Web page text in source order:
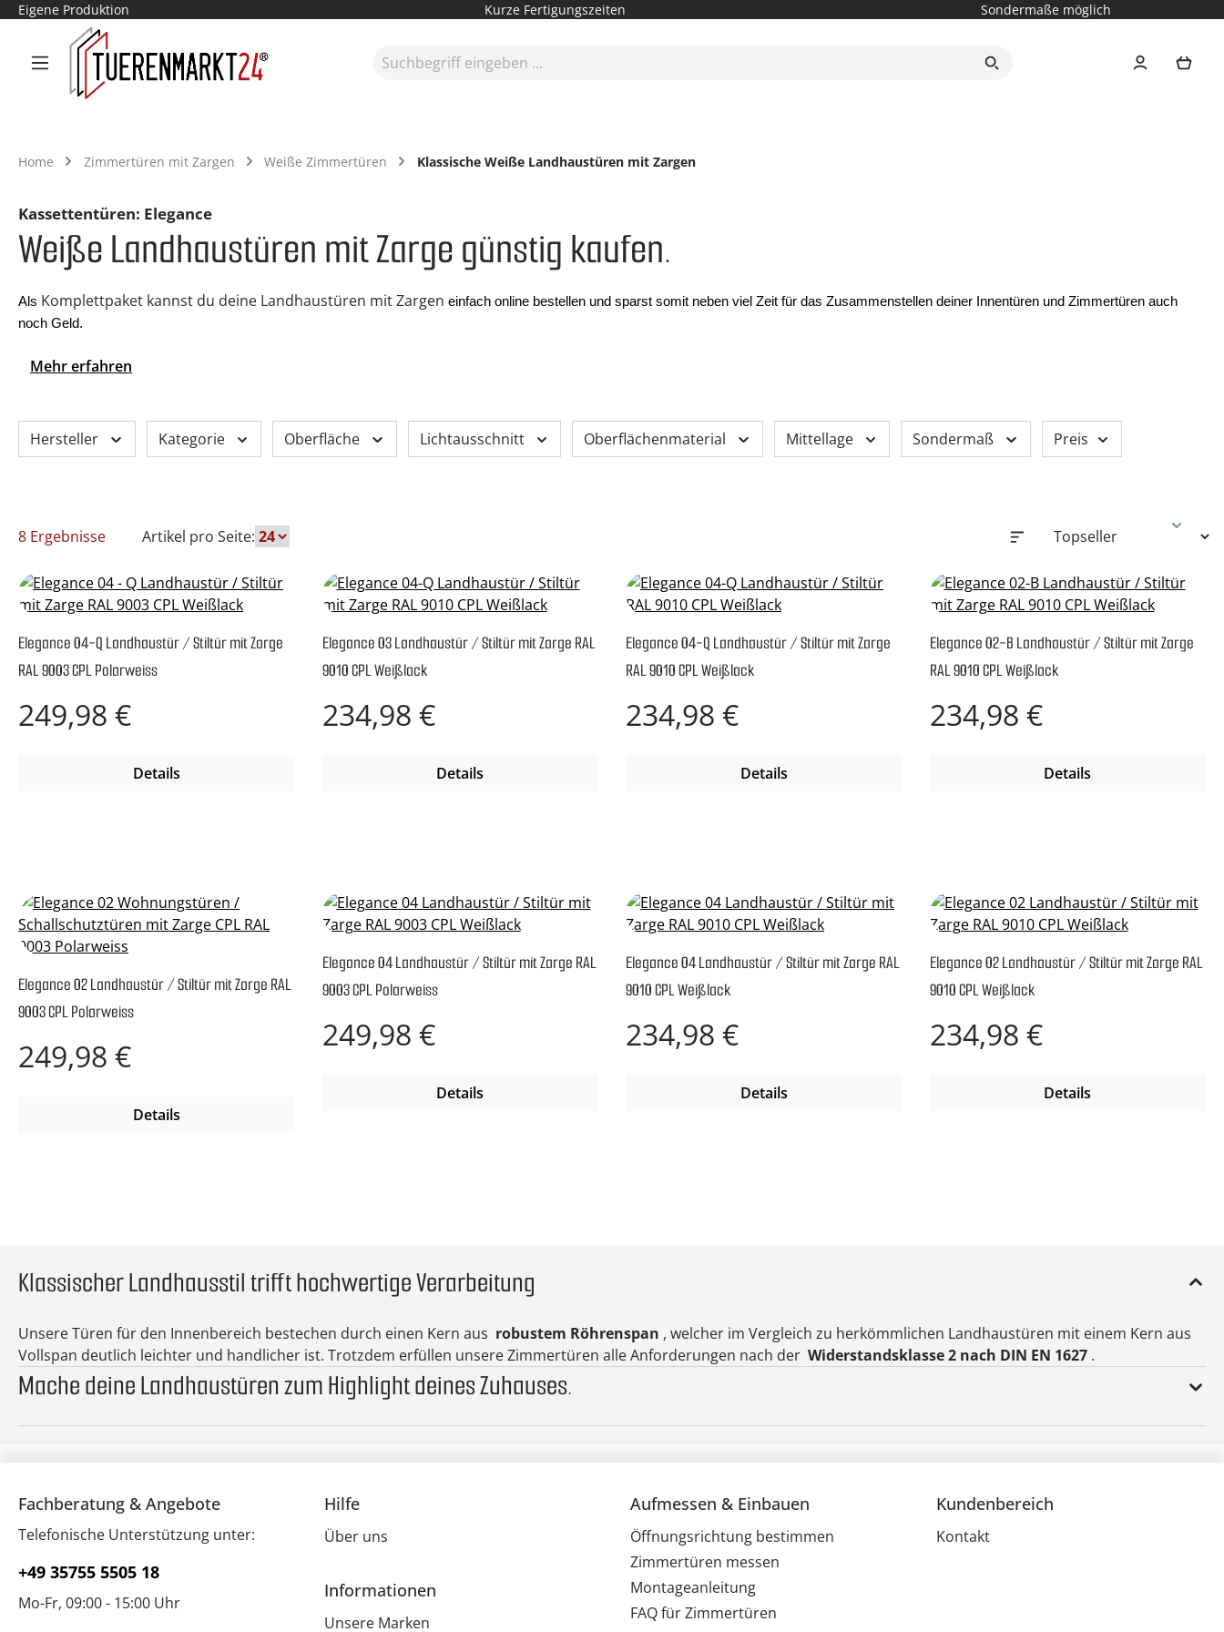
Hauptinhalt springen
Zur Suche springen
Zur Hauptnavigation springen
Eigene Produktion Kurze Fertigungszeiten Sondermaße möglich
Home Zimmertüren mit Zargen Weiße Zimmertüren Klassische Weiße Landhaustüren mit Zargen
Weiße Landhaustüren mit Zarge günstig kaufen.
Als Komplettpaket kannst du deine Landhaustüren mit Zargen einfach online bestellen und sparst somit neben viel Zeit für das Zusammenstellen deiner Innentüren und Zimmertüren auch
noch Geld.
Mehr erfahren
Kassettentüren: Elegance
Hersteller Kategorie Oberfläche Lichtausschnitt Oberflächenmaterial Mittellage Sondermaß Preis
8 Ergebnisse Artikel pro Seite:
Elegance 04-Q Landhaustür / Stiltür mit Zarge
RAL 9003 CPL Polarweiss
Regulärer Preis:
249,98 €
Details
Elegance 03 Landhaustür / Stiltür mit Zarge RAL
9010 CPL Weißlack
Regulärer Preis:
234,98 €
Details
Elegance 04-Q Landhaustür / Stiltür mit Zarge
RAL 9010 CPL Weißlack
Regulärer Preis:
234,98 €
Details
Elegance 02-B Landhaustür / Stiltür mit Zarge
RAL 9010 CPL Weißlack
Regulärer Preis:
234,98 €
Details
Elegance 02 Landhaustür / Stiltür mit Zarge RAL
9003 CPL Polarweiss
Regulärer Preis:
249,98 €
Details
Elegance 04 Landhaustür / Stiltür mit Zarge RAL
9003 CPL Polarweiss
Regulärer Preis:
249,98 €
Details
Elegance 04 Landhaustür / Stiltür mit Zarge RAL
9010 CPL Weißlack
Regulärer Preis:
234,98 €
Details
Elegance 02 Landhaustür / Stiltür mit Zarge RAL
9010 CPL Weißlack
Regulärer Preis:
234,98 €
Details
Klassischer Landhausstil trifft hochwertige Verarbeitung
Unsere Türen für den Innenbereich bestechen durch einen Kern aus robustem Röhrenspan , welcher im Vergleich zu herkömmlichen Landhaustüren mit einem Kern aus
Vollspan deutlich leichter und handlicher ist. Trotzdem erfüllen unsere Zimmertüren alle Anforderungen nach der Widerstandsklasse 2 nach DIN EN 1627 .
Mache deine Landhaustüren zum Highlight deines Zuhauses.
Fachberatung & Angebote
Telefonische Unterstützung unter:
+49 35755 5505 18
Mo-Fr, 09:00 - 15:00 Uhr
Hilfe
Über uns
Informationen
Unsere Marken
Aufmessen & Einbauen
Öffnungsrichtung bestimmen
Zimmertüren messen
Montageanleitung
FAQ für Zimmertüren
Kundenbereich
Kontakt